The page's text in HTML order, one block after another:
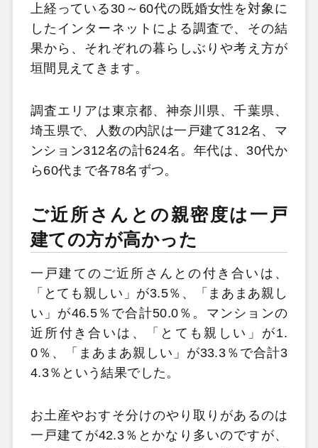
上経っている30～60代の既婚女性を対象に
したインターネットによる調査で、その結
果から、それぞれの暮らしぶりや考え方が
垣間見えてきます。
調査エリアは東京都、神奈川県、千葉県、
埼玉県で、人数の内訳は一戸建て312名、マ
ンション312名の計624名。年代は、30代か
ら60代まで各78名ずつ。
ご近所さんとの親密度は一戸
建ての方が高かった
一戸建てのご近所さんとの付き合いは、
「とても親しい」が3.5％、「まあまあ親し
い」が46.5％で合計50.0％。マンションの
近所付き合いは、「とても親しい」が1.
0％、「まあまあ親しい」が33.3％で合計3
4.3％という結果でした。
お土産やおすそ分けのやり取りがあるのは
一戸建てが42.3％とかなり多いのですが、